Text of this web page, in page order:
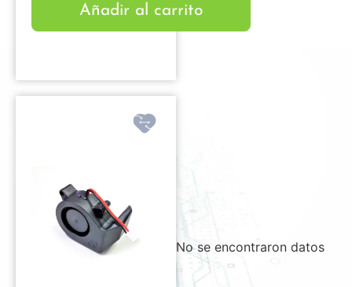
Añadir al carrito
No se encontraron datos